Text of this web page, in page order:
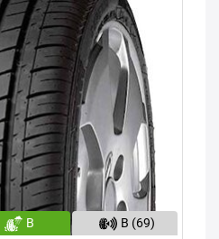
B B (69)